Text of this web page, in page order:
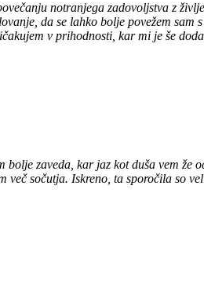
notranjega zadovoljstva z
da se lahko bolje povežem sam
v prihodnosti, kar mi je še
zaveda, kar jaz kot duša vem že
več sočutja. Iskreno, ta sporočila so